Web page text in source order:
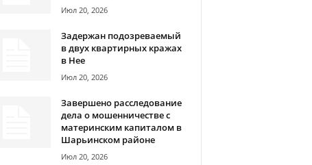
Июл 20, 2026
Задержан подозреваемый
в двух квартирных кражах
в Нее
Июл 20, 2026
Завершено расследование
дела о мошенничестве с
материнским капиталом в
Шарьинском районе
Июл 20, 2026